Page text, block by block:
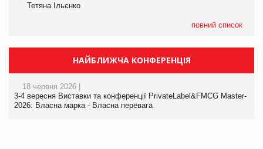
Тетяна Ільєнко
повний список
НАЙБЛИЖЧА КОНФЕРЕНЦІЯ
18 червня 2026 |
3-4 вересня Виставки та конференції PrivateLabel&FMCG Master-
2026: Власна марка - Власна перевага